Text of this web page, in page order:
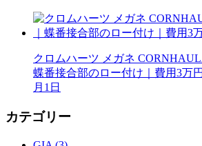
クロムハーツ メガネ
蝶番接合部のロー付け｜費用3万
月1日
カテゴリー